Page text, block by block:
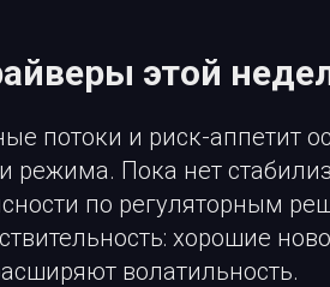
этой
потоки и риск-аппетит
режима. Пока нет
по регуляторным
хорошие
волатильность.